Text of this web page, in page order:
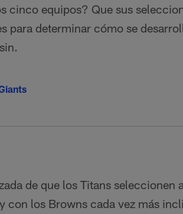
cinco equipos? Que sus
para determinar cómo se
de que los Titans seleccionen
con los Browns cada vez más